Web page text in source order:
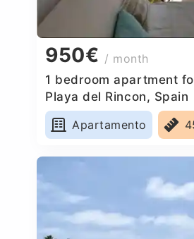
950€ / month
1 bedroom apartment
Playa del Rincon, Spain
Apartamento